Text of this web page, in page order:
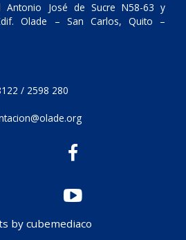
Antonio José de Sucre N58-63 y
Olade – San Carlos, Quito –
/ 2598 280
by cubemediaco